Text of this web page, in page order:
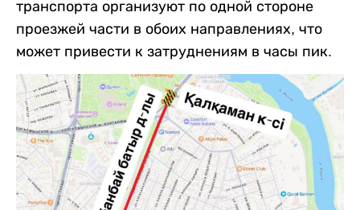
транспорта организуют по одной стороне
проезжей части в обоих направлениях, что
может привести к затруднениям в часы пик.